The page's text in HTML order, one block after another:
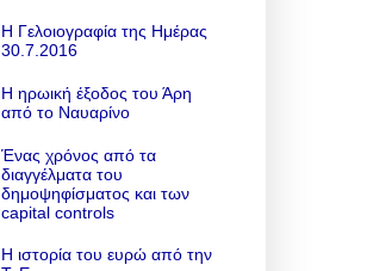
Η Γελοιογραφία της Ημέρας
30.7.2016
Η ηρωική έξοδος του Άρη
από το Ναυαρίνο
Ένας χρόνος από τα
διαγγέλματα του
δημοψηφίσματος και των
capital controls
Η ιστορία του ευρώ από την